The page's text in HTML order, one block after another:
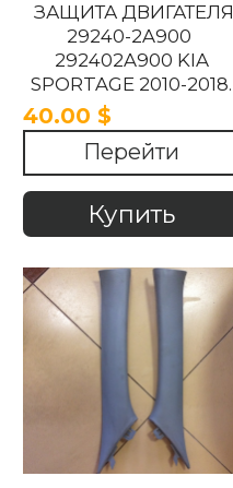
ЗАЩИТА ДВИГАТЕЛЯ
29240-2A900
292402A900 KIA
SPORTAGE 2010-2018.
40.00 $
Перейти
Купить